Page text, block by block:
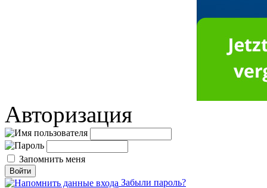
Авторизация
Запомнить меня
Забыли пароль?